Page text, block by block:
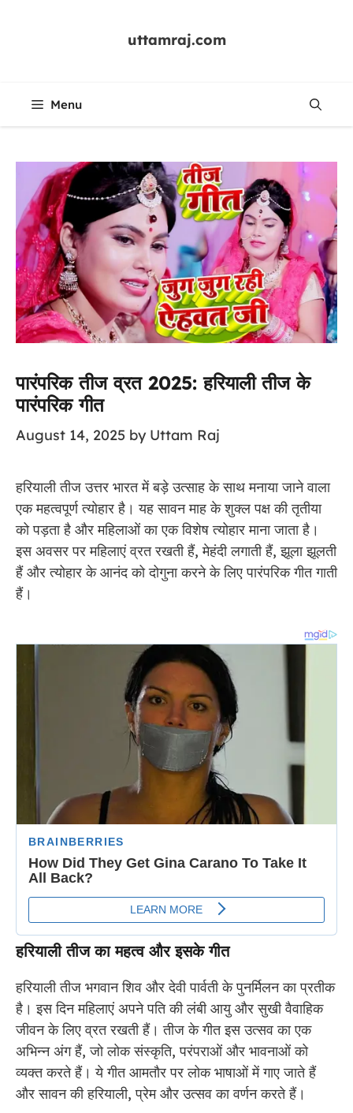
uttamraj.com
Menu
पारंपरिक तीज व्रत 2025: हरियाली तीज के
पारंपरिक गीत
August 14, 2025 by Uttam Raj
हरियाली तीज उत्तर भारत में बड़े उत्साह के साथ मनाया जाने वाला
एक महत्वपूर्ण त्योहार है। यह सावन माह के शुक्ल पक्ष की तृतीया
को पड़ता है और महिलाओं का एक विशेष त्योहार माना जाता है।
इस अवसर पर महिलाएं व्रत रखती हैं, मेहंदी लगाती हैं, झूला झूलती
हैं और त्योहार के आनंद को दोगुना करने के लिए पारंपरिक गीत गाती
हैं।
हरियाली तीज का महत्व और इसके गीत
हरियाली तीज भगवान शिव और देवी पार्वती के पुनर्मिलन का प्रतीक
है। इस दिन महिलाएं अपने पति की लंबी आयु और सुखी वैवाहिक
जीवन के लिए व्रत रखती हैं। तीज के गीत इस उत्सव का एक
अभिन्न अंग हैं, जो लोक संस्कृति, परंपराओं और भावनाओं को
व्यक्त करते हैं। ये गीत आमतौर पर लोक भाषाओं में गाए जाते हैं
और सावन की हरियाली, प्रेम और उत्सव का वर्णन करते हैं।